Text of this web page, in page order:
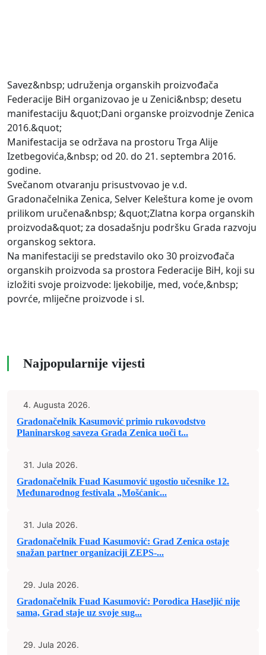
Savez&nbsp; udruženja organskih proizvođača
Federacije BiH organizovao je u Zenici&nbsp; desetu
manifestaciju &quot;Dani organske proizvodnje Zenica
2016.&quot;
Manifestacija se održava na prostoru Trga Alije
Izetbegovića,&nbsp; od 20. do 21. septembra 2016.
godine.
Svečanom otvaranju prisustvovao je v.d.
Gradonačelnika Zenica, Selver Keleštura kome je ovom
prilikom uručena&nbsp; &quot;Zlatna korpa organskih
proizvoda&quot; za dosadašnju podršku Grada razvoju
organskog sektora.
Na manifestaciji se predstavilo oko 30 proizvođača
organskih proizvoda sa prostora Federacije BiH, koji su
izložiti svoje proizvode: ljekobilje, med, voće,&nbsp;
povrće, mliječne proizvode i sl.
Najpopularnije vijesti
4. Augusta 2026.
Gradonačelnik Kasumović primio rukovodstvo
Planinarskog saveza Grada Zenica uoči t...
31. Jula 2026.
Gradonačelnik Fuad Kasumović ugostio učesnike 12.
Međunarodnog festivala „Mošćanic...
31. Jula 2026.
Gradonačelnik Fuad Kasumović: Grad Zenica ostaje
snažan partner organizaciji ZEPS-...
29. Jula 2026.
Gradonačelnik Fuad Kasumović: Porodica Haseljić nije
sama, Grad staje uz svoje sug...
29. Jula 2026.